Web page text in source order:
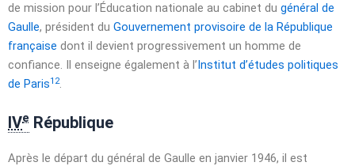
de mission pour l’Éducation nationale au cabinet du général de
Gaulle, président du Gouvernement provisoire de la République
française dont il devient progressivement un homme de
confiance. Il enseigne également à l’Institut d’études politiques
de Paris12.
IVe République
Après le départ du général de Gaulle en janvier 1946, il est